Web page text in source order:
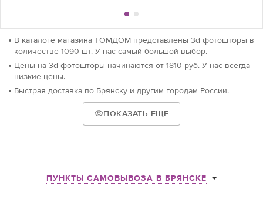
В каталоге магазина ТОМДОМ представлены 3d фотошторы в
количестве 1090 шт. У нас самый большой выбор.
Цены на 3d фотошторы начинаются от 1810 руб. У нас всегда
низкие цены.
Быстрая доставка по Брянску и другим городам России.
ПОКАЗАТЬ ЕЩЕ
ПУНКТЫ САМОВЫВОЗА В БРЯНСКЕ